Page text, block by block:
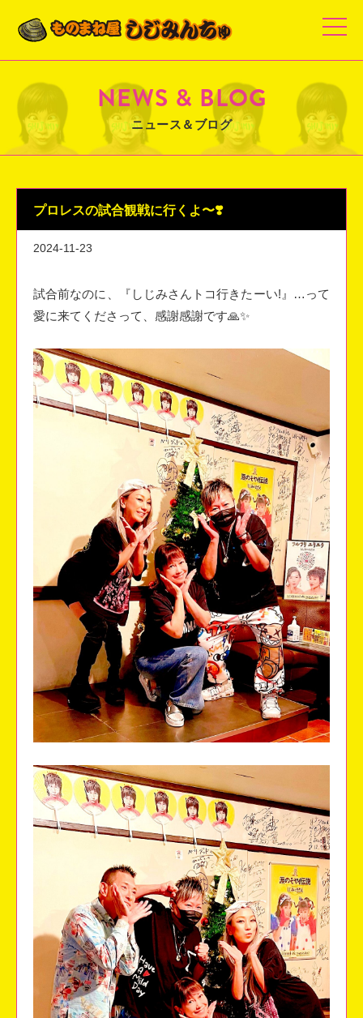
t
o
g
e
v
i
g
a
NEWS & BLOG
ニュース＆ブログ
プロレスの試合観戦に行くよ〜❣️
2024-11-23
試合前なのに、
『しじみさんトコ行きたーい!』…って
愛に来てくださって、感謝感謝です🙏✨